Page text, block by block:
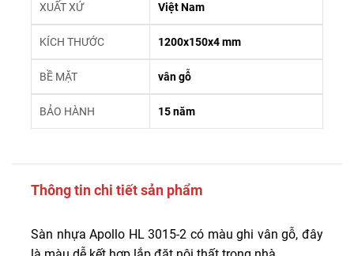
XUẤT XỨ Việt Nam
KÍCH THƯỚC 1200x150x4 mm
BỀ MẶT vân gỗ
BẢO HÀNH 15 năm
Thông tin chi tiết sản phẩm
Sàn nhựa Apollo HL 3015-2 có màu ghi vân gỗ, đây